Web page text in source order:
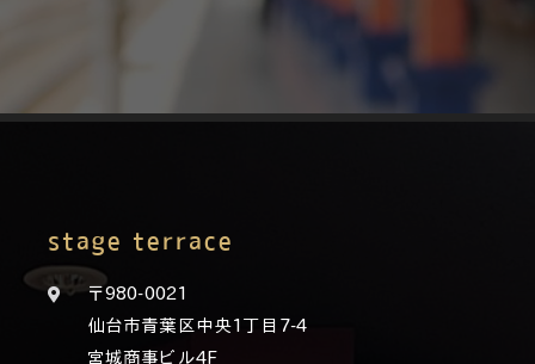
stage terrace
〒980-0021
仙台市青葉区中央1丁目7-4
宮城商事ビル4F